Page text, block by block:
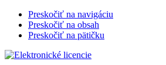
Preskočiť na navigáciu
Preskočiť na obsah
Preskočiť na pätičku